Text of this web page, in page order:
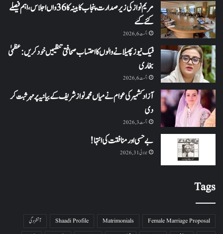
مریم نواز کی زیر صدارت پنجاب کابینہ کا 36واں اجلاس،اہم فیصلے
کئے گئے
اگست 6, 2026
فیک نیوز پھیلانے والوں کا احتساب صحافتی تنظیمیں خود کریں: عظمیٰ
بخاری
اگست 6, 2026
آزاد کشمیر کی عوام نے میاں محمد نواز شریف کے بیانیہ پر مہر ثبت کر
دی
اگست 3, 2026
بے حسی اور منافقت کی انتہا !
جولائی 31, 2026
Tags
Female Marriage Proposal
Matrimonials
Shaadi Profile
آتشزدگی